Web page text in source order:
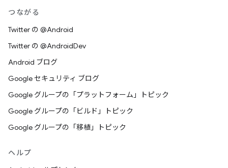
つながる
Twitter の @Android
Twitter の @AndroidDev
Android ブログ
Google セキュリティ ブログ
Google グループの「プラットフォーム」トピック
Google グループの「ビルド」トピック
Google グループの「移植」トピック
ヘルプ